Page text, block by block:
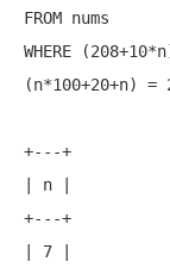
FROM
WHERE
(n*100+20+n) =
+---+
| n |
+---+
| 7 |